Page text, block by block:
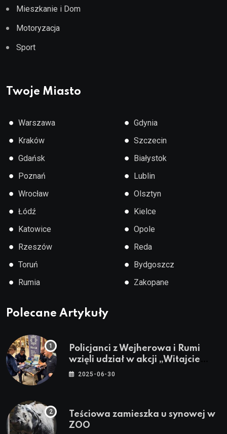
Mieszkanie i Dom
Motoryzacja
Sport
Twoje Miasto
● Warszawa
● Kraków
● Gdańsk
● Poznań
● Wrocław
● Łódź
● Katowice
● Rzeszów
● Toruń
● Rumia
● Gdynia
● Szczecin
● Białystok
● Lublin
● Olsztyn
● Kielce
● Opole
● Reda
● Bydgoszcz
● Zakopane
Polecane Artykuły
Policjanci z Wejherowa i Rumi
wzięli udział w akcji „Witajcie
Wakacje”
2025-06-30
Teściowa zamieszka u synowej w
ZOO